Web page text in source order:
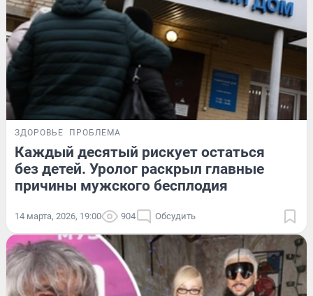
ЗДОРОВЬЕ ПРОБЛЕМА
Каждый десятый рискует остаться
без детей. Уролог раскрыл главные
причины мужского бесплодия
14 марта, 2026, 19:00 904 Обсудить